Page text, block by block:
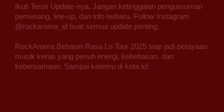
Ikuti Terus Update-nya. Jangan ketinggalan pengumuman
pemenang, line-up, dan info terbaru. Follow Instagram
@rockaroma_id buat semua update penting.
RockAroma Bebasin Rasa Lo Tour 2025 siap jadi perayaan
musik keras yang penuh energi, kebebasan, dan
kebersamaan. Sampai ketemu di kota lo!